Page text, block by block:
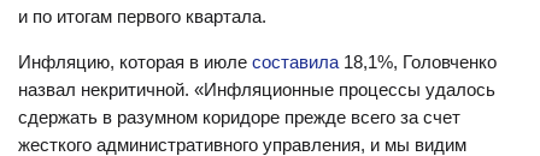
и по итогам первого квартала.
Инфляцию, которая в июле составила 18,1%, Головченко
назвал некритичной. «Инфляционные процессы удалось
сдержать в разумном коридоре прежде всего за счет
жесткого административного управления, и мы видим